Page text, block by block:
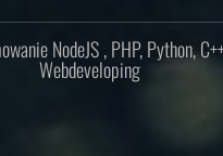
NodeJS , PHP, Python,
Webdeveloping